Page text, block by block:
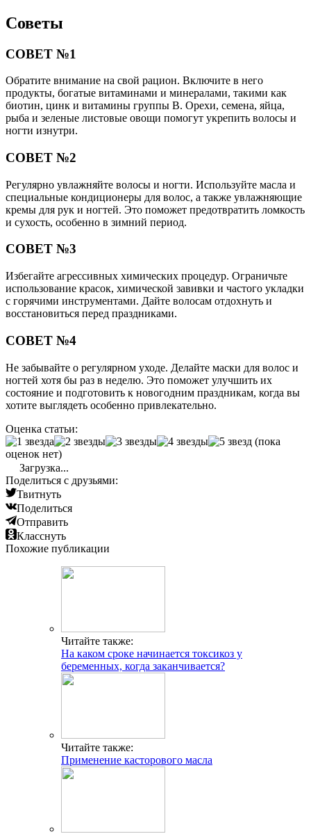
Советы
СОВЕТ №1
Обратите внимание на свой рацион. Включите в него
продукты, богатые витаминами и минералами, такими как
биотин, цинк и витамины группы B. Орехи, семена, яйца,
рыба и зеленые листовые овощи помогут укрепить волосы и
ногти изнутри.
СОВЕТ №2
Регулярно увлажняйте волосы и ногти. Используйте масла и
специальные кондиционеры для волос, а также увлажняющие
кремы для рук и ногтей. Это поможет предотвратить ломкость
и сухость, особенно в зимний период.
СОВЕТ №3
Избегайте агрессивных химических процедур. Ограничьте
использование красок, химической завивки и частого укладки
с горячими инструментами. Дайте волосам отдохнуть и
восстановиться перед праздниками.
СОВЕТ №4
Не забывайте о регулярном уходе. Делайте маски для волос и
ногтей хотя бы раз в неделю. Это поможет улучшить их
состояние и подготовить к новогодним праздникам, когда вы
хотите выглядеть особенно привлекательно.
Оценка статьи:
(пока
оценок нет)
Загрузка...
Поделиться с друзьями:
Твитнуть
Поделиться
Отправить
Класснуть
Похожие публикации
Читайте также:
На каком сроке начинается токсикоз у
беременных, когда заканчивается?
Читайте также:
Применение касторового масла